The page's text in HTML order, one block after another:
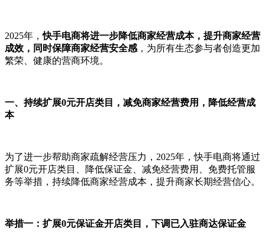
2025年，快手电商将进一步降低商家经营成本，提升商家经营
成效，同时保障商家经营安全感 ，为所有生态参与者创造更加
繁荣、健康的营商环境。
一、持续扩展0元开店类目，减免商家经营费用，降低经营成
本
为了进一步帮助商家疏解经营压力，2025年，快手电商将通过
扩展0元开店类目、降低保证金、减免经营费用、免费托管服
务等举措，持续降低商家经营成本，提升商家长期经营信心。
举措一：扩展0元保证金开店类目，下调已入驻商达保证金